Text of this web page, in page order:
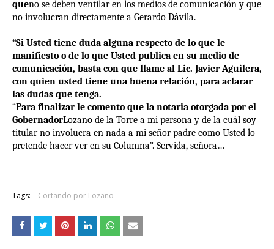
queno se deben ventilar en los medios de comunicación y que
no involucran directamente a Gerardo Dávila.
“Si Usted tiene duda alguna respecto de lo que le
manifiesto o de lo que Usted publica en su medio de
comunicación, basta con que llame al Lic. Javier Aguilera,
con quien usted tiene una buena relación, para aclarar
las dudas que tenga.
“Para finalizar le comento que la notaria otorgada por el
GobernadorLozano de la Torre a mi persona y de la cuál soy
titular no involucra en nada a mi señor padre como Usted lo
pretende hacer ver en su Columna”. Servida, señora…
Tags: Cortando por Lozano